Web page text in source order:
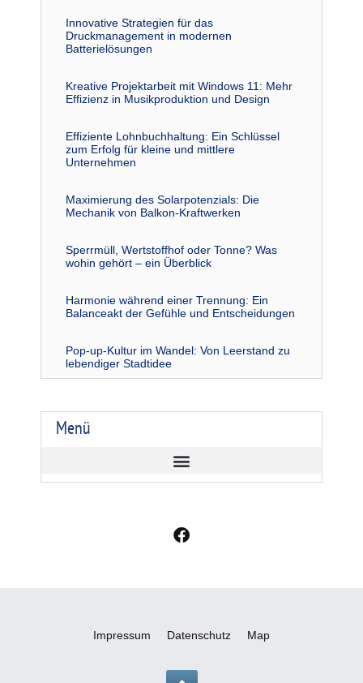
Innovative Strategien für das
Druckmanagement in modernen
Batterielösungen
Kreative Projektarbeit mit Windows 11: Mehr
Effizienz in Musikproduktion und Design
Effiziente Lohnbuchhaltung: Ein Schlüssel
zum Erfolg für kleine und mittlere
Unternehmen
Maximierung des Solarpotenzials: Die
Mechanik von Balkon-Kraftwerken
Sperrmüll, Wertstoffhof oder Tonne? Was
wohin gehört – ein Überblick
Harmonie während einer Trennung: Ein
Balanceakt der Gefühle und Entscheidungen
Pop-up-Kultur im Wandel: Von Leerstand zu
lebendiger Stadtidee
Menü
F
a
o
k
Impressum Datenschutz Map